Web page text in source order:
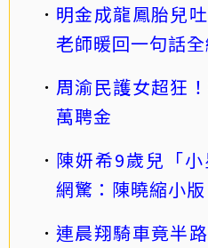
明金成龍鳳胎兒
老師暖回一句話
周渝民護女超狂
萬聘金
陳妍希9歲兒「
網驚：陳曉縮小版
連晨翔騎車竟半